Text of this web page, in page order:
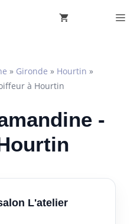
» Gironde » Hourtin »
à Hourtin
-
L'atelier